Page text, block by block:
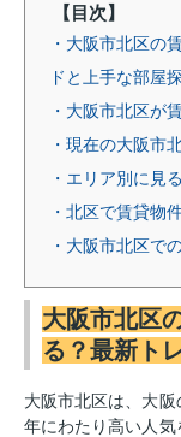
【目次】
・大阪市北区の
ドと上手な部屋
・大阪市北区が
・現在の大阪市
・エリア別に見
・北区で賃貸物
・大阪市北区で
大阪市北区
る？最新ト
大阪市北区は、大
年にわたり高い人気